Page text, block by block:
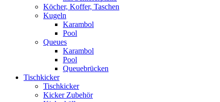
Köcher, Koffer, Taschen
Kugeln
Karambol
Pool
Queues
Karambol
Pool
Queuebrücken
Tischkicker
Tischkicker
Kicker Zubehör